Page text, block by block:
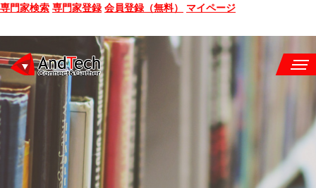
専門家検索 専門家登録 会員登録（無料） マイページ
SEMINAR
BOOK
CONSULTING